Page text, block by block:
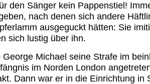
den Sänger kein Pappenstiel!
nach denen sich andere
ausgeguckt hätten: Sie
sich lustig über ihn.
Michael seine Strafe im
im Norden London
Dann war er in die Einrichtung in